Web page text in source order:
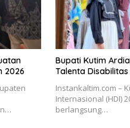
2026
Bupati Kutim
Talenta
Instankaltim.com –
Internasional (HDI)
berlangsung…